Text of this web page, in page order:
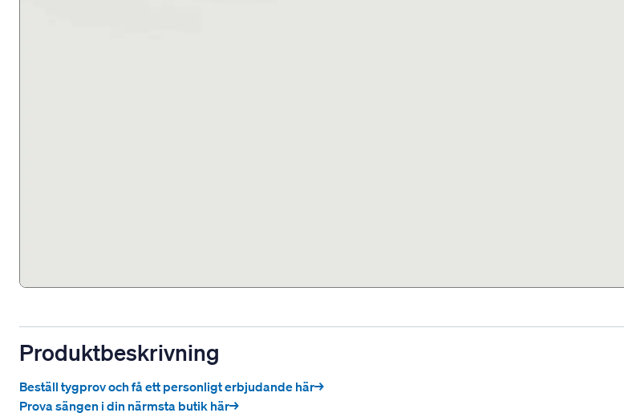
Produktbeskrivning
Beställ tygprov och få ett personligt erbjudande här→
Prova sängen i din närmsta butik här→